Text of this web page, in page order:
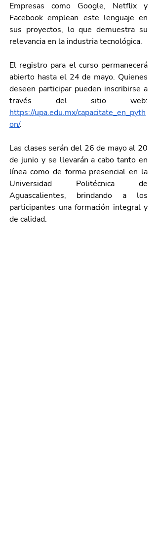
Empresas como Google, Netflix y
Facebook emplean este lenguaje en
sus proyectos, lo que demuestra su
relevancia en la industria tecnológica.
El registro para el curso permanecerá
abierto hasta el 24 de mayo. Quienes
deseen participar pueden inscribirse a
https://upa.edu.mx/capacitate_en_pyth
on/.
Las clases serán del 26 de mayo al 20
de junio y se llevarán a cabo tanto en
línea como de forma presencial en la
Universidad Politécnica de
Aguascalientes, brindando a los
participantes una formación integral y
de calidad.